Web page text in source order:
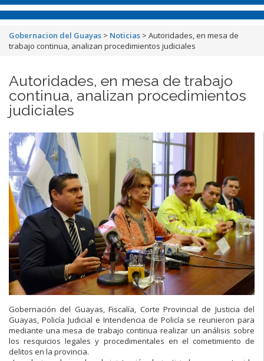
Gobernacion del Guayas > Noticias > Autoridades, en mesa de
trabajo continua, analizan procedimientos judiciales
Autoridades, en mesa de trabajo
continua, analizan procedimientos
judiciales
Gobernación del Guayas, Fiscalía, Corte Provincial de Justicia del
Guayas, Policía Judicial e Intendencia de Policía se reunieron para
mediante una mesa de trabajo continua realizar un análisis sobre
los resquicios legales y procedimentales en el cometimiento de
delitos en la provincia.